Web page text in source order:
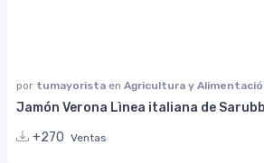
por tumayorista en Agricultura y
Jamón Verona Lìnea italiana de
+270 Ventas